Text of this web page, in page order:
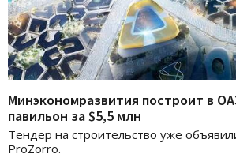
Минэкономразвития построит в
павильон за $5,5 млн
Тендер на строительство уже
ProZorro.